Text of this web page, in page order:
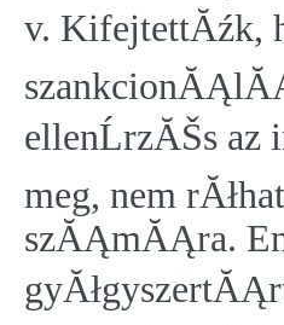
v. KifejtettĂźk,
ellenĹrzĂŠs
meg, nem
szĂĄmĂĄra.